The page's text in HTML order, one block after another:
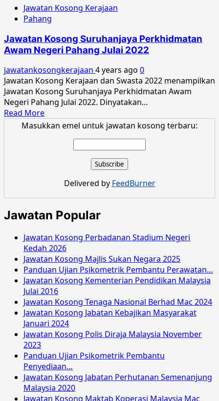
Jawatan Kosong Kerajaan
Pahang
Jawatan Kosong Suruhanjaya Perkhidmatan
Awam Negeri Pahang Julai 2022
jawatankosongkerajaan 4 years ago 0
Jawatan Kosong Kerajaan dan Swasta 2022 menampilkan
Jawatan Kosong Suruhanjaya Perkhidmatan Awam
Negeri Pahang Julai 2022. Dinyatakan...
Read MoreRead
more
Awam
Negeri
Pahang
Julai
Masukkan emel untuk jawatan kosong terbaru:
Delivered by FeedBurner
Jawatan Popular
Jawatan Kosong Perbadanan Stadium Negeri
Kedah 2026
Jawatan Kosong Majlis Sukan Negara 2025
Panduan Ujian Psikometrik Pembantu Perawatan…
Jawatan Kosong Kementerian Pendidikan Malaysia
Julai 2016
Jawatan Kosong Tenaga Nasional Berhad Mac 2024
Jawatan Kosong Jabatan Kebajikan Masyarakat
Januari 2024
Jawatan Kosong Polis Diraja Malaysia November
2023
Panduan Ujian Psikometrik Pembantu
Penyediaan…
Jawatan Kosong Jabatan Perhutanan Semenanjung
Malaysia 2020
Jawatan Kosong Maktab Koperasi Malaysia Mac